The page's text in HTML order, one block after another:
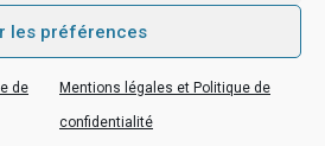
les préférences
de Mentions légales et Politique de
confidentialité
editionskime.fr
Légales © byeDovel.com